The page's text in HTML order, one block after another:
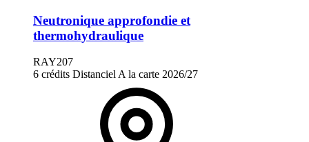
Neutronique approfondie et
thermohydraulique
RAY207
6 crédits DistancielA la carte 2026/27